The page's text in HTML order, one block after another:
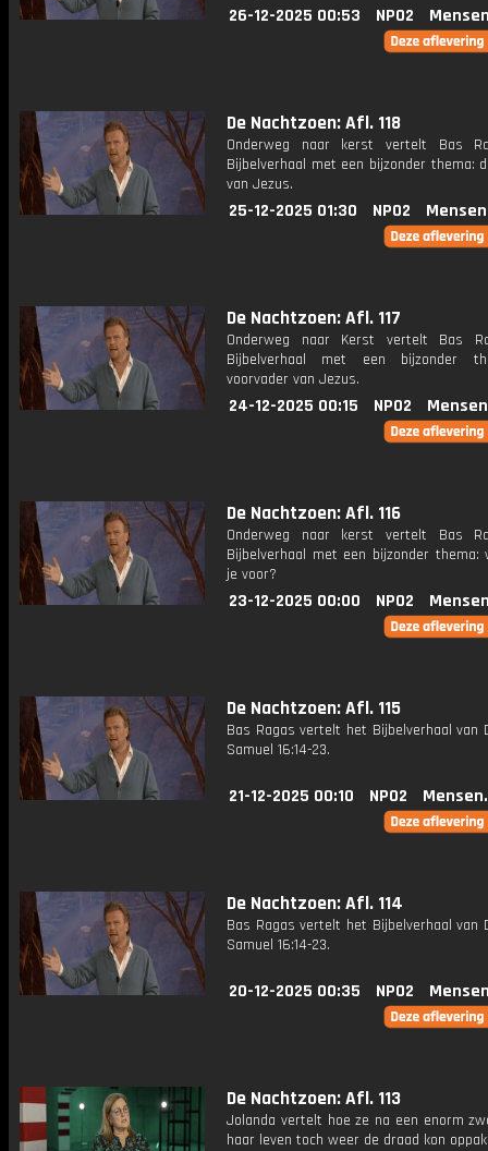
26-12-2025 00:53 NPO2
De Nachtzoen: Afl. 118
Onderweg naar kerst vertelt Bas
Bijbelverhaal met een bijzonder thema:
van Jezus.
25-12-2025 01:30 NPO2
De Nachtzoen: Afl. 117
Onderweg naar Kerst vertelt Bas
Bijbelverhaal met een bijzonder
voorvader van Jezus.
24-12-2025 00:15 NPO2
De Nachtzoen: Afl. 116
Onderweg naar kerst vertelt Bas
Bijbelverhaal met een bijzonder thema:
je voor?
23-12-2025 00:00 NPO2
De Nachtzoen: Afl. 115
Bas Ragas vertelt het Bijbelverhaal van
Samuel 16:14-23.
21-12-2025 00:10 NPO2
De Nachtzoen: Afl. 114
Bas Ragas vertelt het Bijbelverhaal van
Samuel 16:14-23.
20-12-2025 00:35 NPO2
De Nachtzoen: Afl. 113
Jolanda vertelt hoe ze na een enorm
haar leven toch weer de draad kon